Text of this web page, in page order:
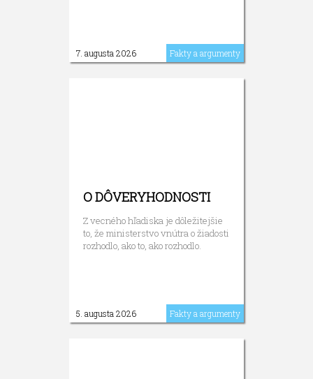
7. augusta 2026 Fakty a argumenty
O DÔVERYHODNOSTI
Z vecného hľadiska je dôležitejšie
to, že ministerstvo vnútra o žiadosti
rozhodlo, ako to, ako rozhodlo.
5. augusta 2026 Fakty a argumenty